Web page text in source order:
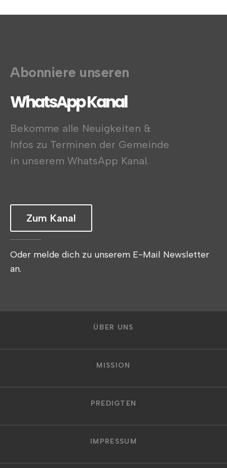
Abonniere unseren
WhatsApp Kanal
Bekomme alle Neuigkeiten &
Infos zu Terminen der Gemeinde
in unserem WhatsApp Kanal.
Zum Kanal
Oder melde dich zu unserem E-Mail Newsletter
an.
ÜBER UNS
MISSION
PREDIGTEN
IMPRESSUM